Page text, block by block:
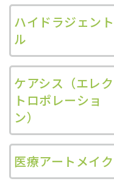
ハイドラジェント
ル
ケアシス（エレク
トロポレーショ
ン）
医療アートメイク